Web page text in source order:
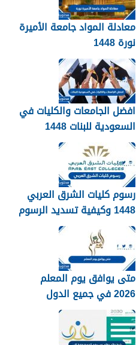
معادلة المواد جامعة الأميرة
نورة 1448
افضل الجامعات والكليات في
السعودية للبنات 1448
رسوم كليات الشرق العربي
1448 وكيفية تسديد الرسوم
متى يوافق يوم المعلم
2026 في جميع الدول
العربية